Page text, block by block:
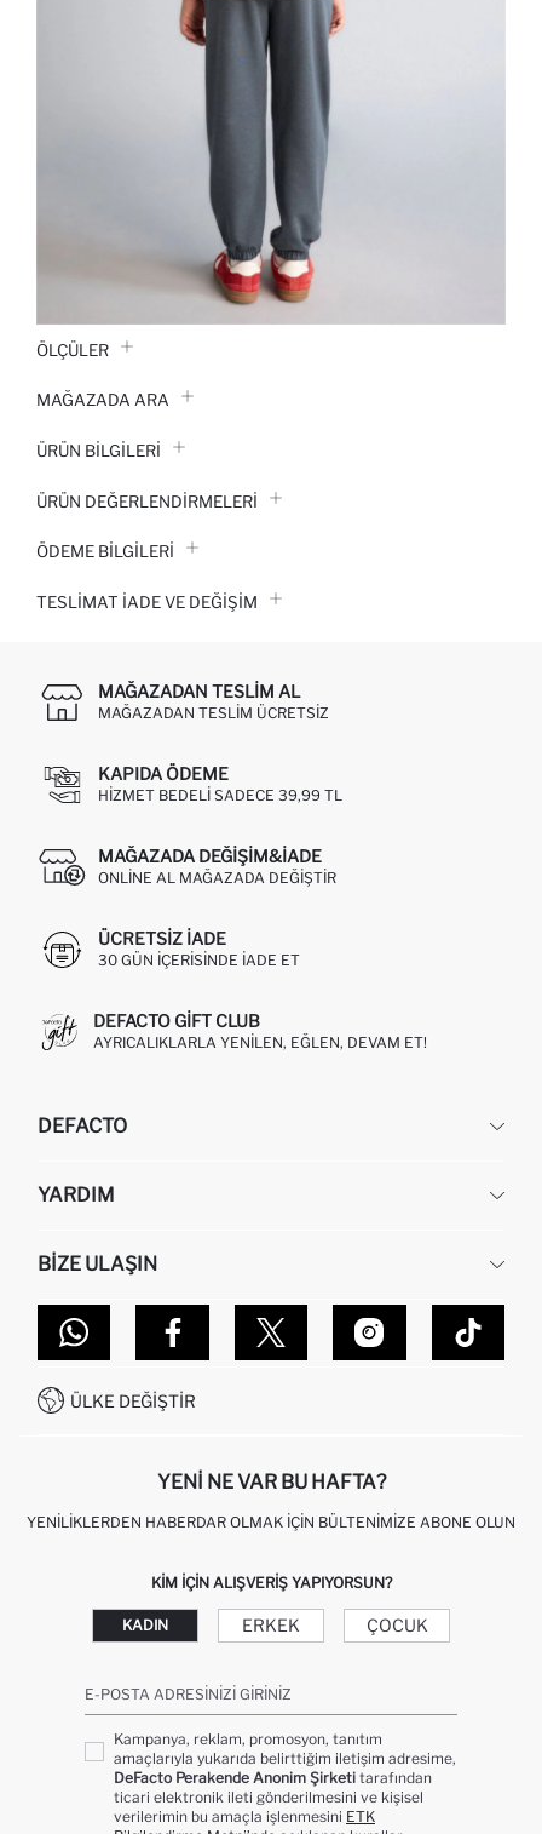
ÖLÇÜLER
MAĞAZADA ARA
ÜRÜN BILGILERI
ÜRÜN DEĞERLENDİRMELERİ
ÖDEME BİLGİLERİ
TESLIMAT İADE VE DEĞIŞIM
MAĞAZADAN TESLIM AL
MAĞAZADAN TESLIM ÜCRETSIZ
KAPIDA ÖDEME
HIZMET BEDELI SADECE 39,99 TL
MAĞAZADA DEĞIŞIM&İADE
ONLINE AL MAĞAZADA DEĞIŞTIR
ÜCRETSIZ IADE
30 GÜN IÇERISINDE IADE ET
DEFACTO GIFT CLUB
AYRICALIKLARLA YENILEN, EĞLEN, DEVAM ET!
DEFACTO
HAKKIMIZDA
KURUMSAL SATIŞ
DEFACTO TEKNOLOJI
SITEMAP
YARDIM
SIPARIŞIMI NASIL TAKIP EDERIM?
NASIL İADE EDERIM?
GIFT CLUB SIKÇA SORULAN SORULAR
İŞLEM REHBERI
KAMPANYALAR
BIZE ULAŞIN
MAĞAZALARIMIZ
İLETIŞIM FORMU
0850 333 22 86
ÜLKE DEĞIŞTIR
YENI NE VAR BU HAFTA?
YENILIKLERDEN HABERDAR OLMAK İÇIN BÜLTENIMIZE ABONE OLUN
KIM IÇIN ALIŞVERIŞ YAPIYORSUN?
KADIN ERKEK ÇOCUK
E-POSTA ADRESINIZI GIRINIZ
Kampanya, reklam, promosyon, tanıtım
amaçlarıyla yukarıda belirttiğim iletişim adresime,
DeFacto Perakende Anonim Şirketi tarafından
ticari elektronik ileti gönderilmesini ve kişisel
verilerimin bu amaçla işlenmesini ETK